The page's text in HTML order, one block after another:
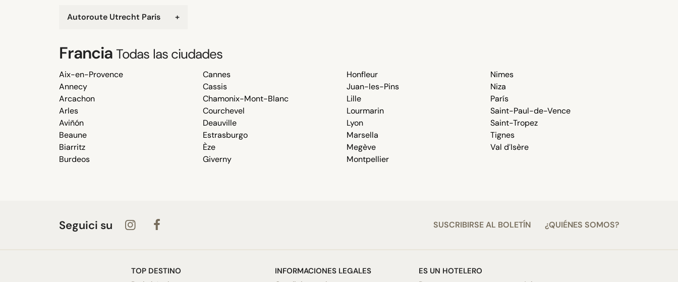
+
Autoroute Utrecht Paris
FranciaTodas las ciudades
Aix-en-Provence
Annecy
Arcachon
Arles
Aviñón
Beaune
Biarritz
Burdeos
Cannes
Cassis
Chamonix-Mont-Blanc
Courchevel
Deauville
Estrasburgo
Èze
Giverny
Honfleur
Juan-les-Pins
Lille
Lourmarin
Lyon
Marsella
Megève
Montpellier
Nimes
Niza
París
Saint-Paul-de-Vence
Saint-Tropez
Tignes
Val dʼIsère
Seguici su SUSCRIBIRSE AL BOLETÍN ¿QUIÉNES SOMOS?
TOP DESTINO
INFORMACIONES LEGALES
ES UN HOTELERO